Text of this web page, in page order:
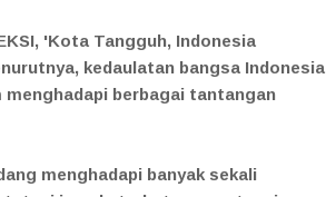
'Kota Tangguh, Indonesia
kedaulatan bangsa Indonesia
berbagai tantangan
menghadapi banyak sekali